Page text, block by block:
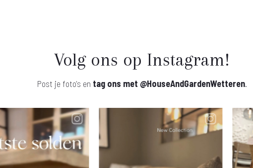
Volg ons op Instagram!
Post je foto's en tag ons met @HouseAndGardenWetteren.